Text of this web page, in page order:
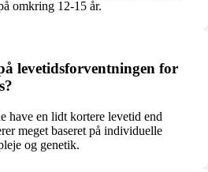
omkring 12-15 år.
levetidsforventningen for
have en lidt kortere levetid end
meget baseret på individuelle
og genetik.